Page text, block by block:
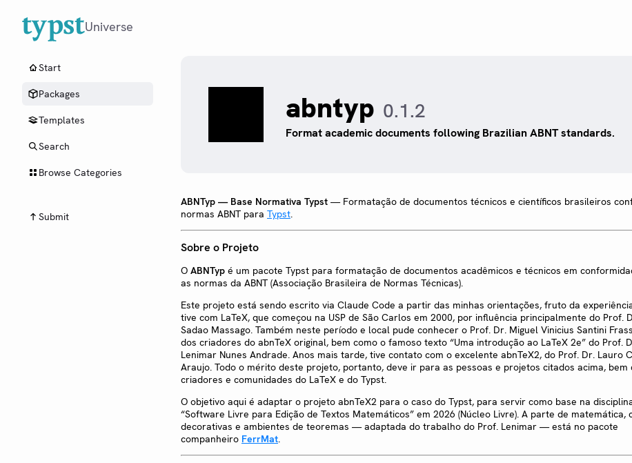
Universe
Start
Packages
Templates
Search
Browse Categories
Submit
abntyp 0.1.2
Format academic documents following Brazilian ABNT standards.
ABNTyp — Base Normativa Typst — Formatação de documentos técnicos e científicos brasileiros
normas ABNT para Typst.
Sobre o Projeto
O ABNTyp é um pacote Typst para formatação de documentos acadêmicos e técnicos em
as normas da ABNT (Associação Brasileira de Normas Técnicas).
Este projeto está sendo escrito via Claude Code a partir das minhas orientações, fruto da
tive com LaTeX, que começou na USP de São Carlos em 2000, por influência principalmente do Prof.
Sadao Massago. Também neste período e local pude conhecer o Prof. Dr. Miguel Vinicius Santini
dos criadores do abnTeX original, bem como o famoso texto “Uma introdução ao LaTeX 2e” do Prof.
Lenimar Nunes Andrade. Anos mais tarde, tive contato com o excelente abnTeX2, do Prof. Dr. Lauro
Araujo. Todo o mérito deste projeto, portanto, deve ir para as pessoas e projetos citados acima, bem
criadores e comunidades do LaTeX e do Typst.
O objetivo aqui é adaptar o projeto abnTeX2 para o caso do Typst, para servir como base na
“Software Livre para Edição de Textos Matemáticos” em 2026 (Núcleo Livre). A parte de matemática,
decorativas e ambientes de teoremas — adaptada do trabalho do Prof. Lenimar — está no pacote
companheiro FerrMat.